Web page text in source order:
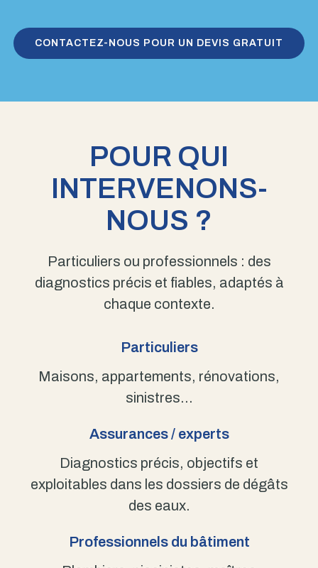
CONTACTEZ-NOUS POUR UN DEVIS GRATUIT
POUR QUI
INTERVENONS-
NOUS ?
Particuliers ou professionnels : des
diagnostics précis et fiables, adaptés à
chaque contexte.
Particuliers
Maisons, appartements, rénovations,
sinistres…
Assurances / experts
Diagnostics précis, objectifs et
exploitables dans les dossiers de dégâts
des eaux.
Professionnels du bâtiment